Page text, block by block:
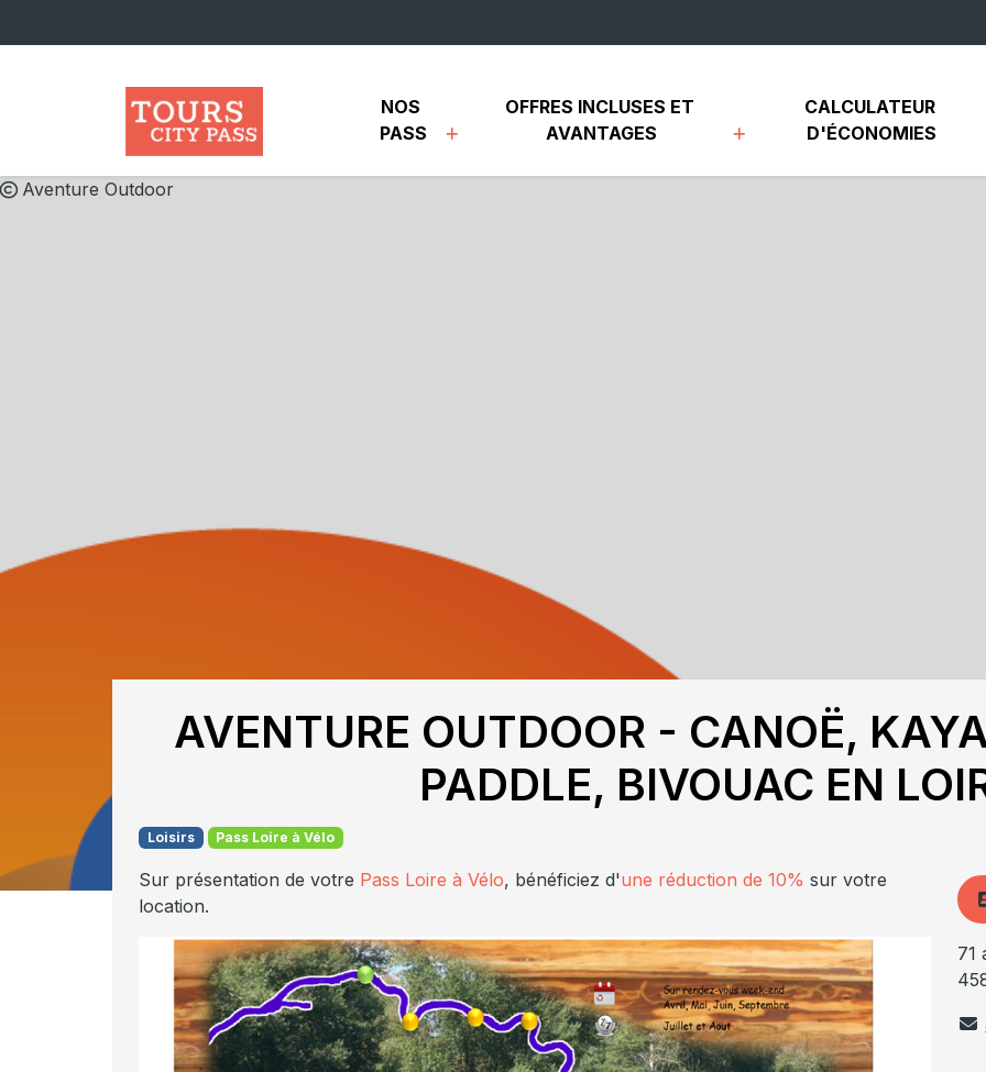
NOS
PASS
OFFRES INCLUSES ET
AVANTAGES
CALCULATEUR
D'ÉCONOMIES
Aventure Outdoor
AVENTURE OUTDOOR - CANOË,
PADDLE, BIVOUAC EN
Loisirs Pass Loire à Vélo
Sur présentation de votre Pass Loire à Vélo, bénéficiez d'une réduction de 10% sur votre
location.
71